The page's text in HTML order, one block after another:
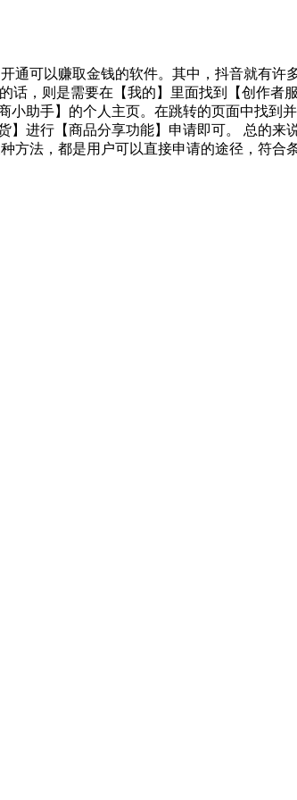
通可以赚取金钱的软件。其中，抖音就有许
话，则是需要在【我的】里面找到【创作者
小助手】的个人主页。在跳转的页面中找到
进行【商品分享功能】申请即可。 总的来
方法，都是用户可以直接申请的途径，符合